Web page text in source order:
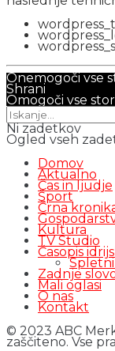
Onemogoči vse
Shrani
Omogoči vse
Ni zadetkov
Ogled vseh
Domov
Aktualno
Čas in ljudje
Šport
Črna
Kultura
TV Studio
Časopis
Zadnje
Mali oglasi
O nas
Kontakt
© 2023 ABC
zaščiteno. Vse